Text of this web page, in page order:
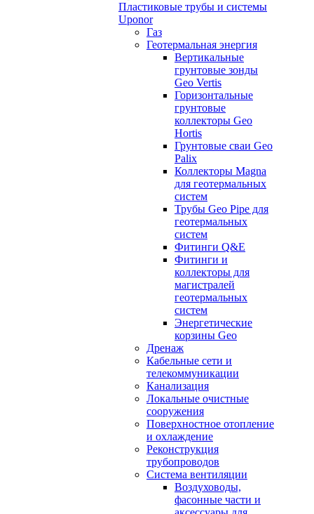
Пластиковые трубы и системы
Uponor
Газ
Геотермальная энергия
Вертикальные
грунтовые зонды
Geo Vertis
Горизонтальные
грунтовые
коллекторы Geo
Hortis
Грунтовые сваи Geo
Palix
Коллекторы Magna
для геотермальных
систем
Трубы Geo Pipe для
геотермальных
систем
Фитинги Q&E
Фитинги и
коллекторы для
магистралей
геотермальных
систем
Энергетические
корзины Geo
Дренаж
Кабельные сети и
телекоммуникации
Канализация
Локальные очистные
сооружения
Поверхностное отопление
и охлаждение
Реконструкция
трубопроводов
Система вентиляции
Воздуховоды,
фасонные части и